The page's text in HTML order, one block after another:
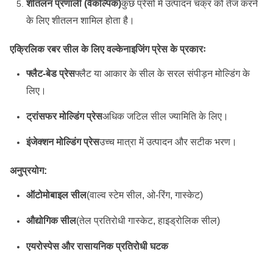
शीतलन प्रणाली (वैकल्पिक)कुछ प्रेसों में उत्पादन चक्र को तेज करने
के लिए शीतलन शामिल होता है।
एक्रिलिक रबर सील के लिए वल्केनाइजिंग प्रेस के प्रकारः
फ्लैट-बेड प्रेसफ्लैट या आकार के सील के सरल संपीड़न मोल्डिंग के
लिए।
ट्रांसफर मोल्डिंग प्रेसअधिक जटिल सील ज्यामिति के लिए।
इंजेक्शन मोल्डिंग प्रेसउच्च मात्रा में उत्पादन और सटीक भरण।
अनुप्रयोग:
ऑटोमोबाइल सील(वाल्व स्टेम सील, ओ-रिंग, गास्केट)
औद्योगिक सील(तेल प्रतिरोधी गास्केट, हाइड्रोलिक सील)
एयरोस्पेस और रासायनिक प्रतिरोधी घटक